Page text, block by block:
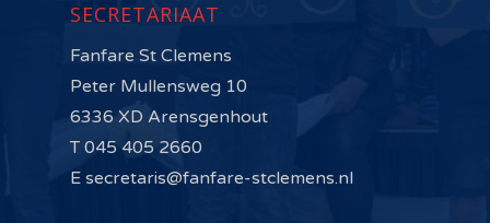
SECRETARIAAT
Fanfare St Clemens
Peter Mullensweg 10
6336 XD Arensgenhout
T 045 405 2660
E secretaris@fanfare-stclemens.nl